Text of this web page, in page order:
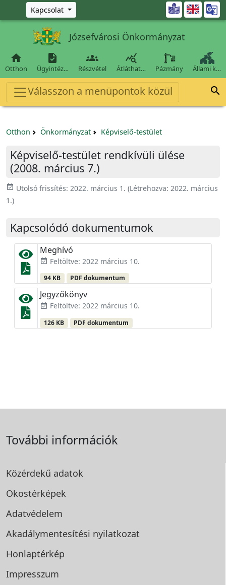
Ugrás a fő tartalomra
Kapcsolat 
Józsefvárosi Önkormányzat

Otthon

Ügyintéz…

Részvétel

Átláthat… Pázmány Állami k…
Válasszon a menüpontok közül 
Otthon Önkormányzat Képviselő-testület
Képviselő-testület rendkívüli ülése
(2008. március 7.)
event_available Utolsó frissítés: 2022. március 1. (Létrehozva: 2022. március
1.)
Kapcsolódó dokumentumok
Meghívó
event_available Feltöltve: 2022 március 10.
94 KB PDF dokumentum
Jegyzőkönyv
event_available Feltöltve: 2022 március 10.
126 KB PDF dokumentum
További információk
Közérdekű adatok
Okostérképek
Adatvédelem
Akadálymentesítési nyilatkozat
Honlaptérkép
Impresszum